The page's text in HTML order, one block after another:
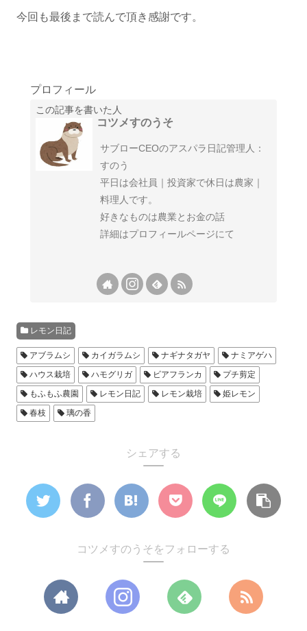
今回も最後まで読んで頂き感謝です。
プロフィール
この記事を書いた人
コツメすのうそ
サブローCEOのアスパラ日記管理人：
すのう
平日は会社員｜投資家で休日は農家｜
料理人です。
好きなものは農業とお金の話
詳細はプロフィールページにて
レモン日記
アブラムシ カイガラムシ ナギナタガヤ
ナミアゲハ
ハウス栽培
ハモグリガ ビアフランカ
プチ剪定
もふもふ農園
レモン日記 レモン栽培
姫レモン
春枝
璃の香
シェアする
コツメすのうそをフォローする